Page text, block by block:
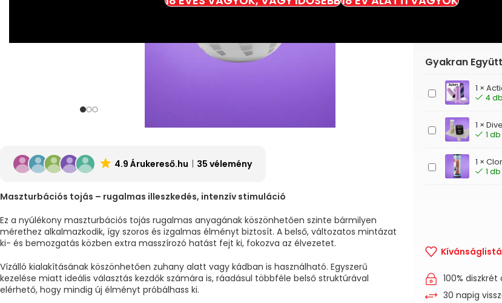
4.9 Árukereső.hu 35 vélemény
Maszturbációs tojás – rugalmas illeszkedés, intenzív stimuláció
Ez a nyúlékony maszturbációs tojás rugalmas anyagának köszönhetően szinte bármilyen
mérethez alkalmazkodik, így szoros és izgalmas élményt biztosít. A belső, változatos mintázat
ki- és bemozgatás közben extra masszírozó hatást fejt ki, fokozva az élvezetet.
Vízálló kialakításának köszönhetően zuhany alatt vagy kádban is használható. Egyszerű
kezelése miatt ideális választás kezdők számára is, ráadásul többféle belső struktúrával
elérhető, hogy mindig új élményt próbálhass ki.
Gyakran
Action
Dhalia
Akkus,
távirányítós
1 ×
4
Diverty
Sex
Action
Dice
-
1 ×
1
Cloneboy1 ×
1
100%
30 napig